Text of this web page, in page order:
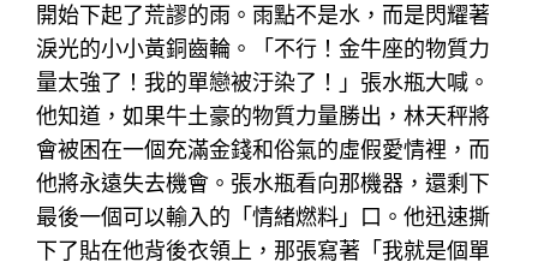
開始下起了荒謬的雨。雨點不是水，而是閃耀著
淚光的小小黃銅齒輪。「不行！金牛座的物質力
量太強了！我的單戀被汙染了！」張水瓶大喊。
他知道，如果牛土豪的物質力量勝出，林天秤將
會被困在一個充滿金錢和俗氣的虛假愛情裡，而
他將永遠失去機會。張水瓶看向那機器，還剩下
最後一個可以輸入的「情緒燃料」口。他迅速撕
下了貼在他背後衣領上，那張寫著「我就是個單